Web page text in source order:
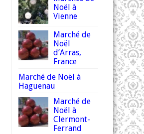
Noël à
Vienne
Marché de
Noël
d’Arras,
France
Marché de Noël à
Haguenau
Marché de
Noël à
Clermont-
Ferrand